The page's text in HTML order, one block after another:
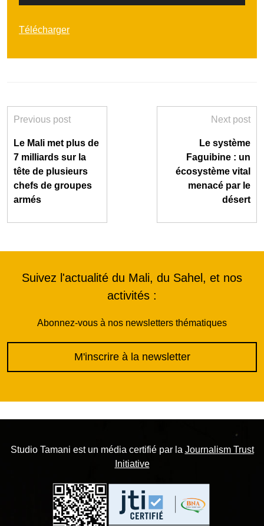
Télécharger
Previous post
Le Mali met plus de
7 milliards sur la
tête de plusieurs
chefs de groupes
armés
Next post
Le système
Faguibine : un
écosystème vital
menacé par le
désert
Suivez l'actualité du Mali, du Sahel, et nos
activités :
Abonnez-vous à nos newsletters thématiques
M'inscrire à la newsletter
Studio Tamani est un média certifié par la Journalism Trust
Initiative